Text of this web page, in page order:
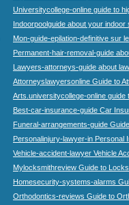
Universitycollege-online guide to
Indoorpoolguide about your
Mon-guide-epilation-definitive sur
Permanent-hair-removal-guide
Lawyers-attorneys-guide about
Attorneyslawyersonline Guide to
Arts.universitycollege-online guide
Best-car-insurance-guide Car
Funeral-arrangements-guide
Personalinjury-lawyer-in Personal
Vehicle-accident-lawyer Vehicle
Mylocksmithreview Guide to
Homesecurity-systems-alarms
Orthodontics-reviews Guide to